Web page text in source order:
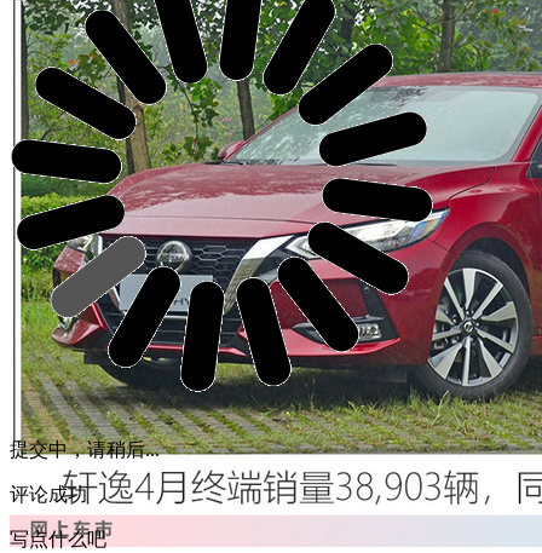
提交中，请稍后...
评论成功
写点什么吧